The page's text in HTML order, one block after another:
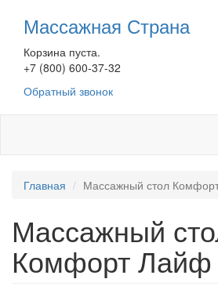
содержанию
Массажная Страна
Корзина пуста.
+7 (800) 600-37-32
Обратный звонок
Главная Массажный стол
Массажный
Комфорт Лайф